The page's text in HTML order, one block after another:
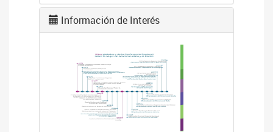
Información de Interés